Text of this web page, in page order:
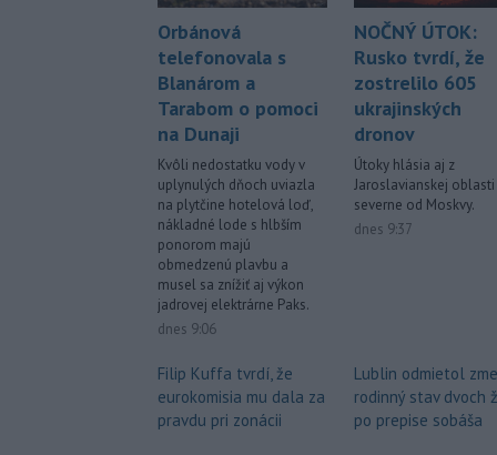
Orbánová
telefonovala s
Blanárom a
Tarabom o pomoci
na Dunaji
Kvôli nedostatku vody v
uplynulých dňoch uviazla
na plytčine hotelová loď,
nákladné lode s hlbším
ponorom majú
obmedzenú plavbu a
musel sa znížiť aj výkon
jadrovej elektrárne Paks.
dnes 9:06
Filip Kuffa tvrdí, že
eurokomisia mu dala za
pravdu pri zonácii
NOČNÝ ÚTOK:
Rusko tvrdí, že
zostrelilo 605
ukrajinských
dronov
Útoky hlásia aj z
Jaroslavianskej oblasti
severne od Moskvy.
dnes 9:37
Lublin odmietol
rodinný stav dvoch
po prepise sobáša